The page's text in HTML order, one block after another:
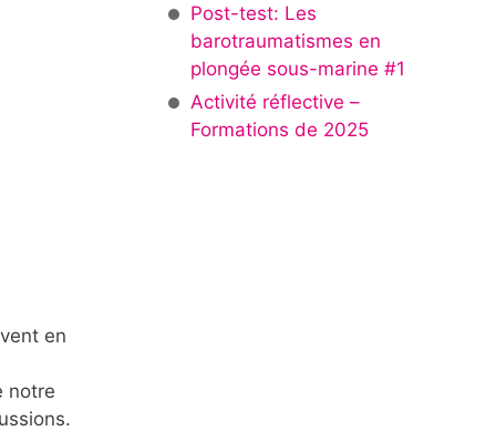
en
notre
Post-test: Les
barotraumatismes en
plongée sous-marine #1
Activité réflective –
Formations de 2025